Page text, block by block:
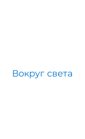
Вокруг света